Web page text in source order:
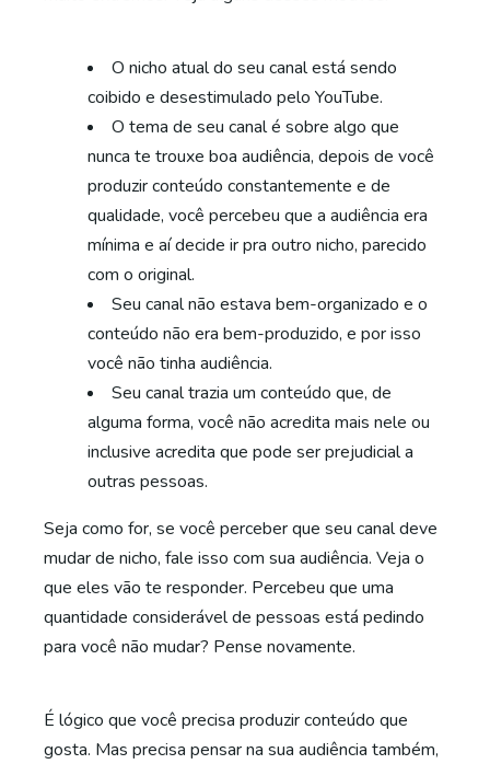
O nicho atual do seu canal está sendo
coibido e desestimulado pelo YouTube.
O tema de seu canal é sobre algo que
nunca te trouxe boa audiência, depois de você
produzir conteúdo constantemente e de
qualidade, você percebeu que a audiência era
mínima e aí decide ir pra outro nicho, parecido
com o original.
Seu canal não estava bem-organizado e o
conteúdo não era bem-produzido, e por isso
você não tinha audiência.
Seu canal trazia um conteúdo que, de
alguma forma, você não acredita mais nele ou
inclusive acredita que pode ser prejudicial a
outras pessoas.
Seja como for, se você perceber que seu canal deve
mudar de nicho, fale isso com sua audiência. Veja o
que eles vão te responder. Percebeu que uma
quantidade considerável de pessoas está pedindo
para você não mudar? Pense novamente.
É lógico que você precisa produzir conteúdo que
gosta. Mas precisa pensar na sua audiência também,